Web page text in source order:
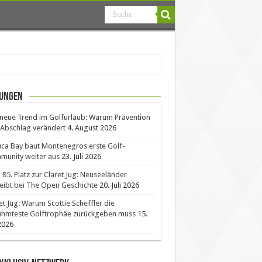
Trend im Golfurlaub: Warum Prävention
verändert 4. August 2026
Bay baut Montenegros erste Golf-
weiter aus 23. Juli 2026
85. Platz zur Claret Jug: Neuseeländer
bei The Open Geschichte 20. Juli 2026
Jug: Warum Scottie Scheffler die
Golftrophäe zurückgeben muss 15.